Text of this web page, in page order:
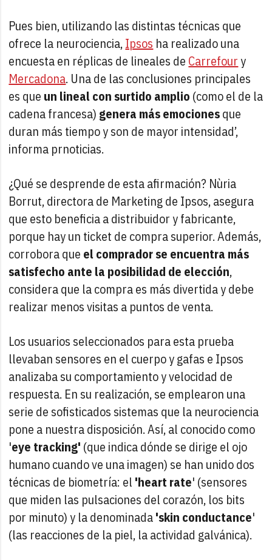
Pues bien, utilizando las distintas técnicas que
ofrece la neurociencia,Ipsos ha realizado una
encuesta en réplicas de lineales de Carrefoury
Mercadona. Una de las conclusiones principales
es que un lineal con surtido amplio (como el de la
cadena francesa) genera más emocionesque
duran más tiempo y son de mayor intensidad’,
informa prnoticias.
¿Qué se desprende de esta afirmación? Nùria
Borrut, directora de Marketing de Ipsos, asegura
que esto beneficia a distribuidor y fabricante,
porque hay un ticket de compra superior. Además,
corrobora que el comprador se encuentra más
satisfecho ante la posibilidad de elección,
considera que la compra es más divertida y debe
realizar menos visitas a puntos de venta.
Los usuarios seleccionados para esta prueba
llevaban sensores en el cuerpo y gafas e Ipsos
analizaba su comportamiento y velocidad de
respuesta. En su realización, se emplearon una
serie de sofisticados sistemas que la neurociencia
pone a nuestra disposición. Así, al conocido como
'eye tracking' (que indica dónde se dirige el ojo
humano cuando ve una imagen) se han unido dos
técnicas de biometría: el 'heart rate' (sensores
que miden las pulsaciones del corazón, los bits
por minuto) y la denominada'skin conductance'
(las reacciones de la piel, la actividad galvánica).